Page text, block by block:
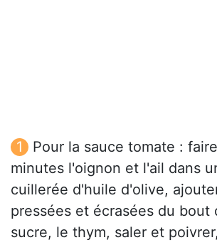
Pour la sauce tomate :
minutes l'oignon et l'ail dans
cuillerée d'huile d'olive,
pressées et écrasées du bout
sucre, le thym, saler et